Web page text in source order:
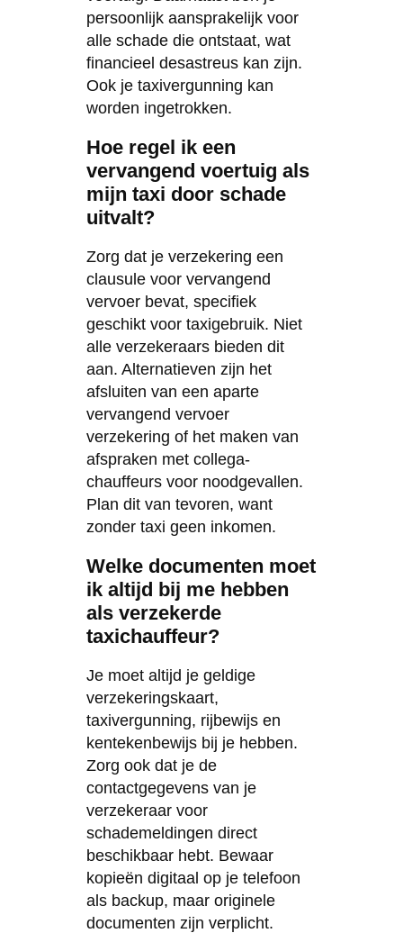
persoonlijk aansprakelijk voor
alle schade die ontstaat, wat
financieel desastreus kan zijn.
Ook je taxivergunning kan
worden ingetrokken.
Hoe regel ik een
vervangend voertuig als
mijn taxi door schade
uitvalt?
Zorg dat je verzekering een
clausule voor vervangend
vervoer bevat, specifiek
geschikt voor taxigebruik. Niet
alle verzekeraars bieden dit
aan. Alternatieven zijn het
afsluiten van een aparte
vervangend vervoer
verzekering of het maken van
afspraken met collega-
chauffeurs voor noodgevallen.
Plan dit van tevoren, want
zonder taxi geen inkomen.
Welke documenten moet
ik altijd bij me hebben
als verzekerde
taxichauffeur?
Je moet altijd je geldige
verzekeringskaart,
taxivergunning, rijbewijs en
kentekenbewijs bij je hebben.
Zorg ook dat je de
contactgegevens van je
verzekeraar voor
schademeldingen direct
beschikbaar hebt. Bewaar
kopieën digitaal op je telefoon
als backup, maar originele
documenten zijn verplicht.